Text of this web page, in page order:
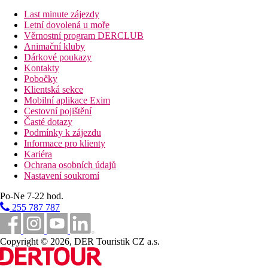
balkon
Ostatní typy pokojů (pokud není uvedeno jinak, mají
pokoje výše uvedené vybavení)
Jednolůžkový pokoj, Superior, Výhled moře
Dvoulůžkový pokoj, Deluxe, Výhled moře:
patře, kupole, balkon
Dvoulůžkový pokoj, Deluxe, Swim-Up:
sdíleného bazénu, cca 34 m²
Jednolůžkový pokoj, Deluxe, Swim-Up
Bungalow, Deluxe, Swim-Up:
bazénu, cca 38 m²
Rodinná Suita, Výhled bazén:
dveřmi, cca 48 m²
Rodinná Suita, Výhled moře:
dveřmi, cca 48 m²
vstupní hala s recepcí
hlavní restaurace
restaurace á la carte (asijská, italská a mezinárodní)- za
poplatek, rezervace nutná
lobby bar
bar u bazénu
bar na pláži
Last minute zájezdy
Letní dovolená u moře
Věrnostní program DERCLUB
Animační kluby
Dárkové poukazy
Kontakty
Pobočky
Klientská sekce
Mobilní aplikace Exim
Cestovní pojištění
Časté dotazy
Podmínky k zájezdu
Informace pro klienty
Kariéra
Ochrana osobních údajů
Nastavení soukromí
Po-Ne 7-22 hod.
255 787 787
Copyright © 2026, DER Touristik CZ a.s.